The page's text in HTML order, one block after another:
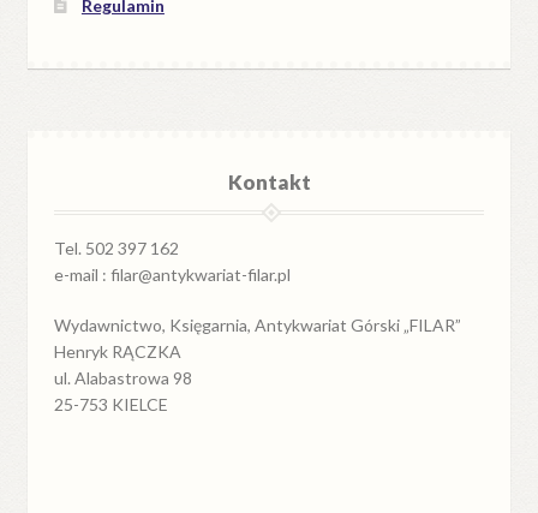
Regulamin
Kontakt
Tel. 502 397 162
e-mail : filar@antykwariat-filar.pl
Wydawnictwo, Księgarnia, Antykwariat Górski „FILAR”
Henryk RĄCZKA
ul. Alabastrowa 98
25-753 KIELCE